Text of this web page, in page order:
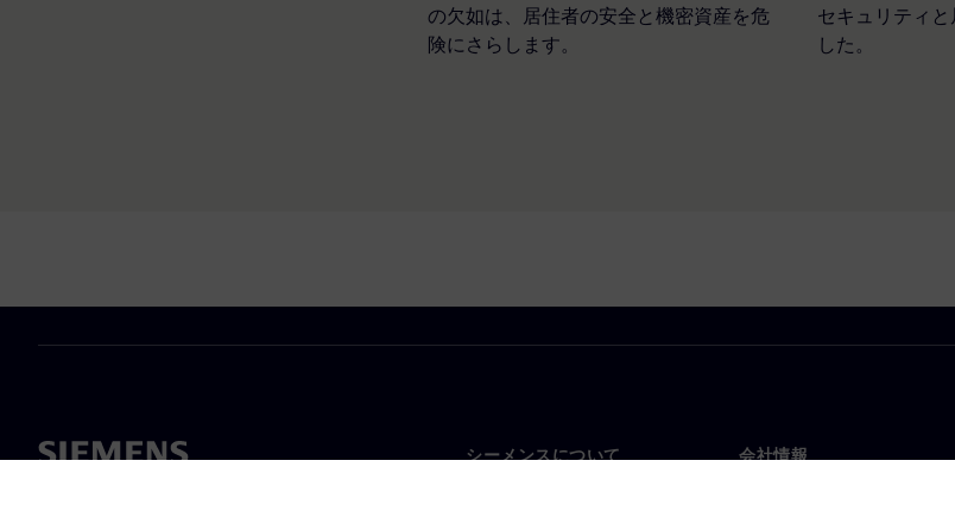
の欠如は、居住者の安全と機密資産を危
険にさらします。
セキュリティ
した。
シーメンスについて 会社情報